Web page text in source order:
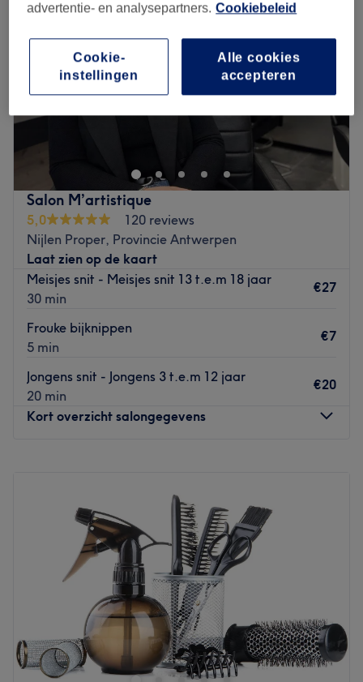
Salon M’artistique
5,0
120 reviews
Nijlen Proper, Provincie Antwerpen
Laat zien op de kaart
Meisjes snit - Meisjes snit 13 t.e.m 18 jaar
30 min
€27
Frouke bijknippen
5 min
€7
Jongens snit - Jongens 3 t.e.m 12 jaar
20 min
€20
Kort overzicht salongegevens
Donderdag
09:00
09:00
Zaterdag
08:30
Zondag
Salon M’artistique heeft een gezellige, huiselijke sfeer
waar rust en persoonlijke aandacht centraal staan. Er
wordt one-on-one gewerkt, zodat elke klant zich gehoord
en op haar gemak voelt.
advertentie- en analysepartners. Cookiebeleid
Alle cookies
accepteren
Cookie-
instellingen